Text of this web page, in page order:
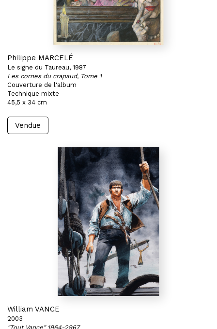
Philippe MARCELÉ
Le signe du Taureau, 1987
Les cornes du crapaud, Tome 1
Couverture de l'album
Technique mixte
45,5 x 34 cm
Vendue
William VANCE
2003
"Tout Vance" 1964-2967